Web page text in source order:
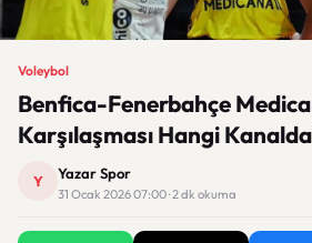
Voleybol
Benfica-Fenerbahçe
Karşılaşması Hangi
Y Yazar Spor
31 Ocak 2026 07:00 · 2 dk okuma